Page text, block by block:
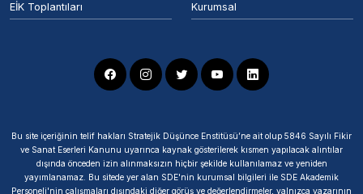
EİK Toplantıları
Kurumsal
Bu site içeriğinin telif hakları Stratejik Düşünce Enstitüsü’ne ait olup 5846 Sayılı Fikir
ve Sanat Eserleri Kanunu uyarınca kaynak gösterilerek kısmen yapılacak alıntılar
dışında önceden izin alınmaksızın hiçbir şekilde kullanılamaz ve yeniden
yayımlanamaz. Bu sitede yer alan SDE'nin kurumsal bilgileri ile SDE Akademik
Personeli'nin çalışmaları dışındaki diğer görüş ve değerlendirmeler, yalnızca yazarının